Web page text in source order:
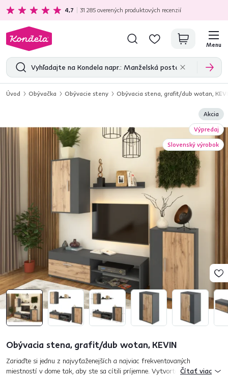
Ekologická doprava zadarmo nad 199 €
4,7 31 285 overených produktových recenzií
Menu
Úvod Obývačka Obývacie steny Obývacia stena, grafit/dub wotan,
Akcia
Výpredaj
Slovenský výrobok
Obývacia stena, grafit/dub wotan, KEVIN
Zariaďte si jednu z najvyťaženejších a najviac frekventovaných
miestností v dome tak, aby ste sa cítili príjemne. Vytvorte si z obývačky
Čítať viac